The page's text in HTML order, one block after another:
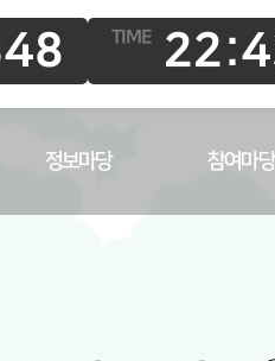
TIME
정보마당 참여마당